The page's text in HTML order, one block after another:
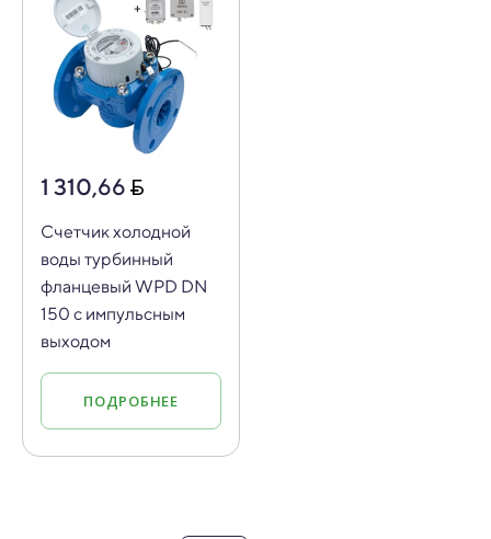
1 310,66
Счетчик холодной
воды турбинный
фланцевый WPD DN
150 с импульсным
выходом
ПОДРОБНЕЕ